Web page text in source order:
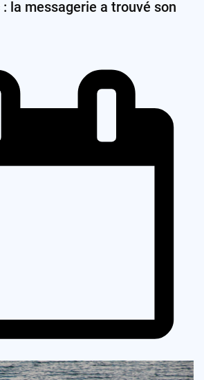
la messagerie a trouvé son